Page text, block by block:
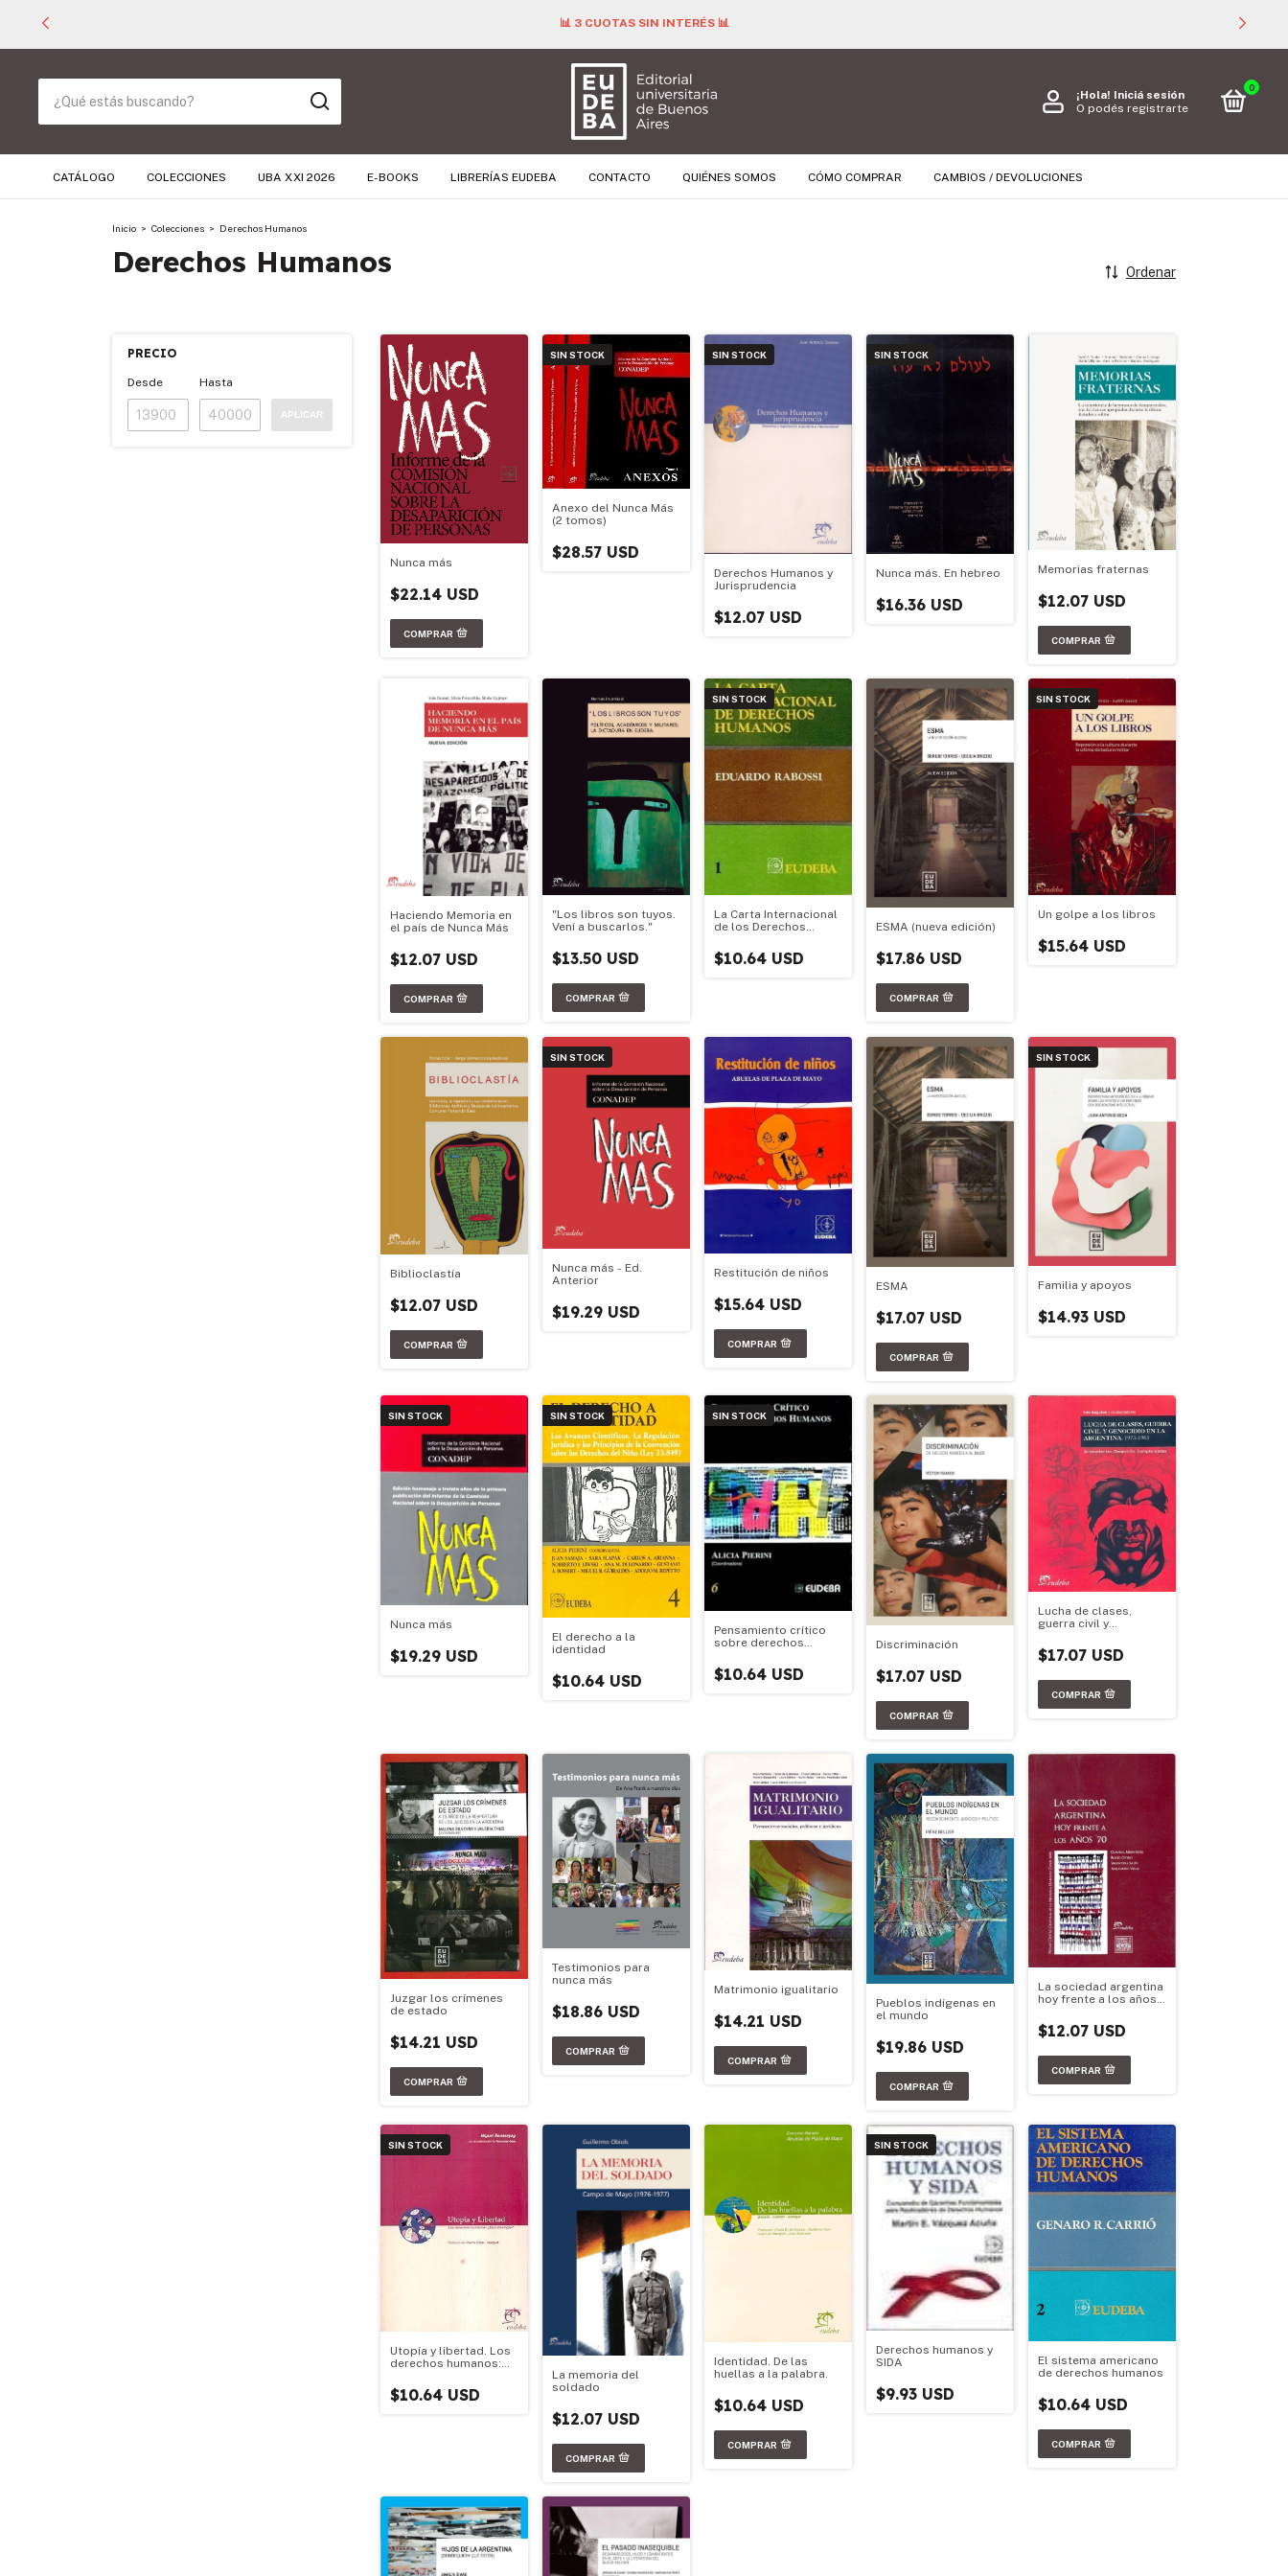
📊 3 CUOTAS SIN INTERÉS 📊
¡Hola! Iniciá sesión
O podés registrarte
0
CATÁLOGO COLECCIONES UBA XXI 2026 E-BOOKS LIBRERÍAS EUDEBA CONTACTO QUIÉNES SOMOS CÓMO COMPRAR CAMBIOS / DEVOLUCIONES
Inicio > Colecciones > Derechos Humanos
Derechos Humanos Ordenar
PRECIO
Desde Hasta
APLICAR
Nunca más
$22.14 USD
SIN STOCK
Anexo del Nunca Más
(2 tomos)
$28.57 USD
SIN STOCK
Derechos Humanos y
Jurisprudencia
$12.07 USD
SIN STOCK
Nunca más. En hebreo
$16.36 USD
Memorias fraternas
$12.07 USD
Haciendo Memoria en
el país de Nunca Más
$12.07 USD
"Los libros son tuyos.
Vení a buscarlos."
$13.50 USD
SIN STOCK
La Carta Internacional
de los Derechos
$10.64 USD
ESMA (nueva edición)
$17.86 USD
SIN STOCK
Un golpe a los libros
$15.64 USD
Biblioclastía
$12.07 USD
SIN STOCK
Nunca más - Ed.
Anterior
$19.29 USD
Restitución de niños
$15.64 USD
ESMA
$17.07 USD
SIN STOCK
Familia y apoyos
$14.93 USD
SIN STOCK
Nunca más
$19.29 USD
SIN STOCK
El derecho a la
identidad
$10.64 USD
SIN STOCK
Pensamiento crítico
sobre derechos
$10.64 USD
Discriminación
$17.07 USD
Lucha de clases,
guerra civil y
Argentina, 1973-1983
$17.07 USD
Juzgar los crímenes
de estado
$14.21 USD
Testimonios para
nunca más
$18.86 USD
Matrimonio igualitario
$14.21 USD
Pueblos indígenas en
el mundo
$19.86 USD
La sociedad argentina
hoy frente a los años
$12.07 USD
SIN STOCK
Utopía y libertad. Los
derechos humanos:
$10.64 USD
La memoria del
soldado
$12.07 USD
Identidad. De las
huellas a la palabra.
$10.64 USD
SIN STOCK
Derechos humanos y
SIDA
$9.93 USD
El sistema americano
de derechos humanos
$10.64 USD